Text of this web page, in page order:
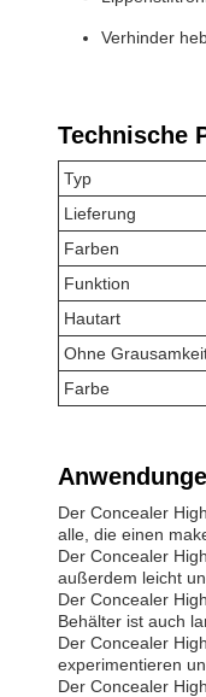
Verhinder
Technische
Typ
Lieferung
Farben
Funktion
Hautart
Ohne
Farbe
Der Concealer
alle, die einen
Der Concealer
außerdem leicht
Der Concealer
Behälter ist auch
Der Concealer
experimentieren
Der Concealer